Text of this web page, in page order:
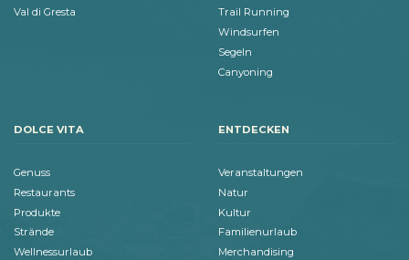
Val di Gresta
Trail Running
Windsurfen
Segeln
Canyoning
DOLCE VITA
Genuss
Restaurants
Produkte
Strände
Wellnessurlaub
ENTDECKEN
Veranstaltungen
Natur
Kultur
Familienurlaub
Merchandising